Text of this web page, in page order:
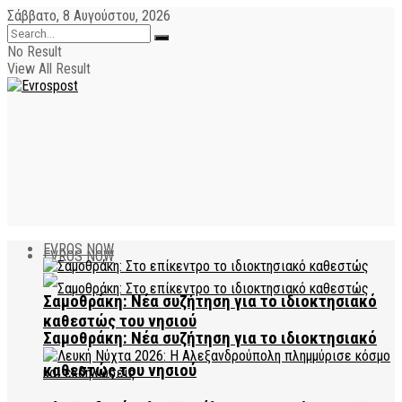
Σάββατο, 8 Αυγούστου, 2026
No Result
View All Result
EVROS NOW
Σαμοθράκη: Νέα συζήτηση για το ιδιοκτησιακό
καθεστώς του νησιού
EVROS NOW
Σαμοθράκη: Νέα συζήτηση για το ιδιοκτησιακό
καθεστώς του νησιού